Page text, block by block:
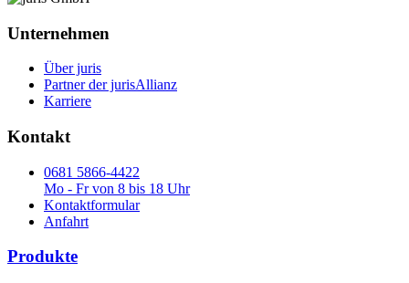
Unternehmen
Über juris
Partner der jurisAllianz
Karriere
Kontakt
0681 5866-4422
Mo - Fr von 8 bis 18 Uhr
Kontaktformular
Anfahrt
Produkte